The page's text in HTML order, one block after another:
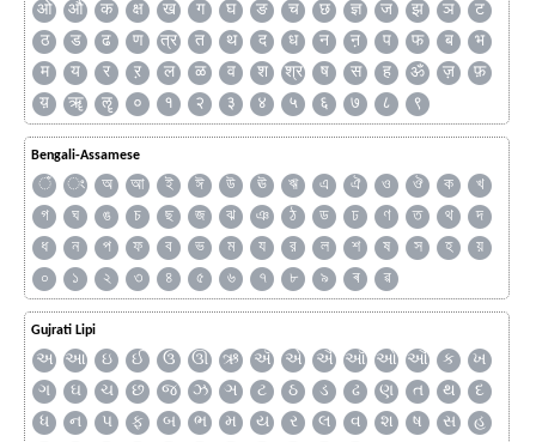
ओ
औ क क्ष ख ग घ ङ च छ ज्ञ ज झ ञ
ट
ठ
ड ढ ण त्र त थ द ध न ऩ प फ ब
भ
म
य र ऱ ल ळ व श श्र ष स ह ॐ ज़
फ़
य़
ॠ ॡ ० १ २ ३ ४ ५ ६ ७ ८ ९
Bengali-Assamese
ঁ ং অ আ ই ঈ উ ঊ ঋ এ ঐ ও ঔ ক
খ
গ
ঘ ঙ চ ছ জ ঝ ঞ ঠ ড ঢ ণ ত থ
দ
ধ
ন প ফ ব ভ ম য র ল শ ষ স হ
য়
০
১ ২ ৩ ৪ ৫ ৬ ৭ ৮ ৯ ৰ ৱ
Gujrati Lipi
અ આ ઇ ઈ ઉ ઊ ઋ ઍ એ ઐ ઑ ઓ ઔ ક
ખ
ગ
ઘ ચ છ જ ઝ ઞ ટ ઠ ડ ઢ ણ ત થ
દ
ધ
ન પ ફ બ ભ મ ય ર લ વ શ ષ સ
હ